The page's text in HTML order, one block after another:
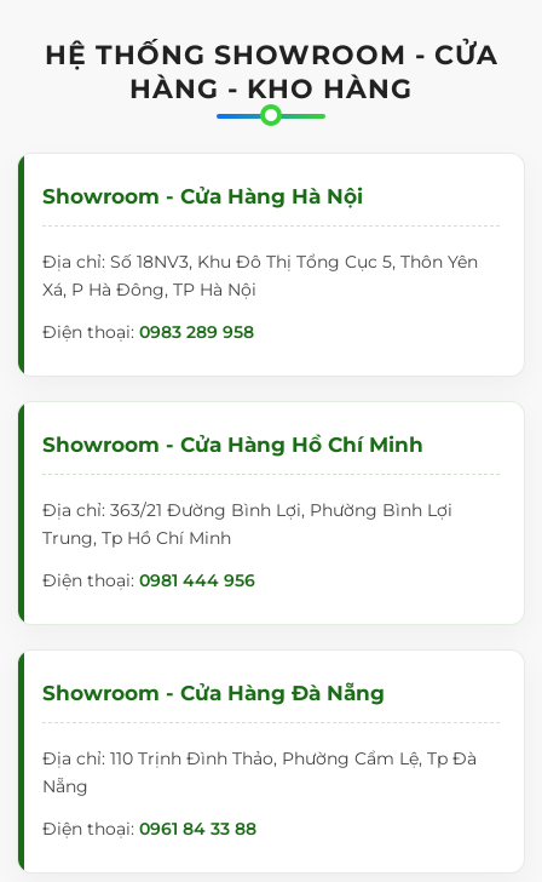
HỆ THỐNG SHOWROOM - CỬA
HÀNG - KHO HÀNG
Showroom - Cửa Hàng Hà Nội
Địa chỉ: Số 18NV3, Khu Đô Thị Tổng Cục 5, Thôn Yên
Xá, P Hà Đông, TP Hà Nội
Điện thoại: 0983 289 958
Showroom - Cửa Hàng Hồ Chí Minh
Địa chỉ: 363/21 Đường Bình Lợi, Phường Bình Lợi
Trung, Tp Hồ Chí Minh
Điện thoại: 0981 444 956
Showroom - Cửa Hàng Đà Nẵng
Địa chỉ: 110 Trịnh Đình Thảo, Phường Cẩm Lệ, Tp Đà
Nẵng
Điện thoại: 0961 84 33 88